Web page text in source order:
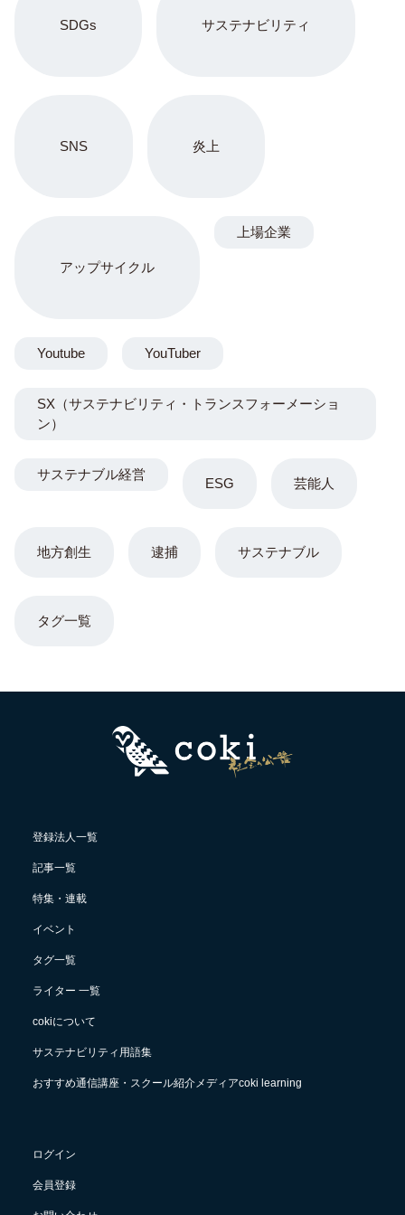
SDGs サステナビリティ
SNS 炎上
アップサイクル
ESG 芸能人
地方創生 逮捕 サステナブル
上場企業
Youtube YouTuber
SX（サステナビリティ・トランスフォーメーショ
ン）
サステナブル経営
タグ一覧
登録法人一覧
記事一覧
特集・連載
イベント
タグ一覧
ライター 一覧
cokiについて
サステナビリティ用語集
おすすめ通信講座・スクール紹介メディアcoki learning
ログイン
会員登録